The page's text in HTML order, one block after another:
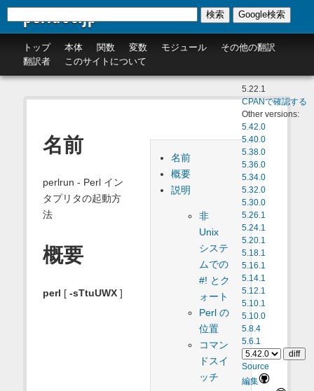
perldoc.jp
トップ 本体 関数 変数 モジュール
その他の翻訳
翻訳者
このサイトについて
検索 Google検索
5.22.1
CPANで確認する
Other versions:
5.42.0
5.40.0
5.38.0
5.36.0
5.34.0
5.32.0
5.30.0
5.26.1
5.24.1
5.20.1
5.18.1
5.16.1
5.14.1
5.12.1
5.10.1
5.10.0
5.8.4
5.6.1
Source
編集
名前
概要
説明
非
Unix
システ
ムでの
#! とク
ォート
Perl の
位置
コマン
ドスイ
ッチ
名前
perlrun - Perl イン
タプリタの起動方
法
概要
perl [ -sTtuUWX]